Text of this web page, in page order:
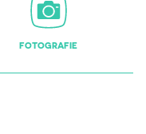
FOTOGRAFIE